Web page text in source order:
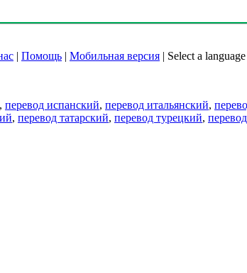
| Помощь | Мобильная версия | Select a language
, перевод испанский, перевод итальянский,
, перевод татарский, перевод турецкий,